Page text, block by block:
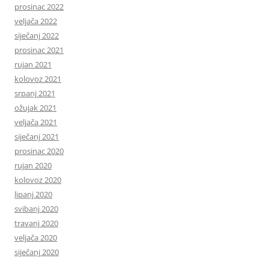
prosinac 2022
veljača 2022
siječanj 2022
prosinac 2021
rujan 2021
kolovoz 2021
srpanj 2021
ožujak 2021
veljača 2021
siječanj 2021
prosinac 2020
rujan 2020
kolovoz 2020
lipanj 2020
svibanj 2020
travanj 2020
veljača 2020
siječanj 2020